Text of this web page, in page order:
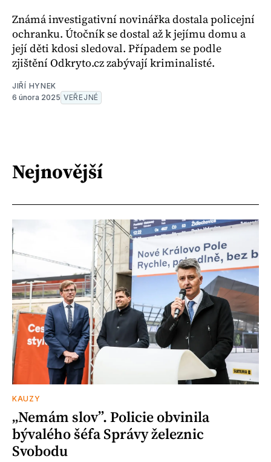
Známá investigativní novinářka dostala policejní
ochranku. Útočník se dostal až k jejímu domu a
její děti kdosi sledoval. Případem se podle
zjištění Odkryto.cz zabývají kriminalisté.
JIŘÍ HYNEK
6 února 2025 VEŘEJNÉ
Nejnovější
KAUZY
„Nemám slov”. Policie obvinila
bývalého šéfa Správy železnic
Svobodu